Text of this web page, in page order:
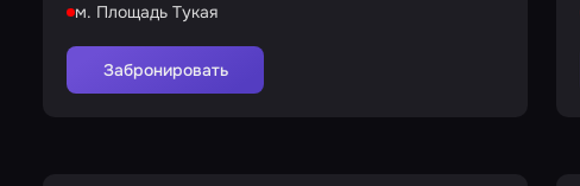
м. Площадь Тукая
Забронировать